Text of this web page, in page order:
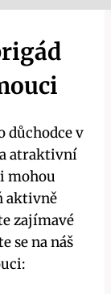
důchodce v
atraktivní
mohou
aktivně
zajímavé
se na náš